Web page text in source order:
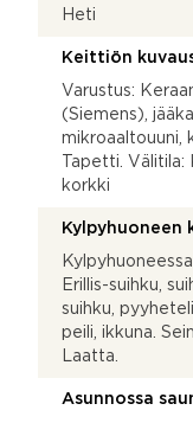
Heti
Keittiön
Varustus:
(Siemens),
mikroaaltouuni,
Tapetti.
korkki
Kylpyhuoneen
Erillis-suihku,
suihku,
peili, ikkuna.
Laatta.
Asunnossa